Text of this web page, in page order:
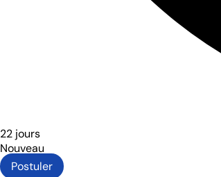
22 jours
Nouveau
Postuler